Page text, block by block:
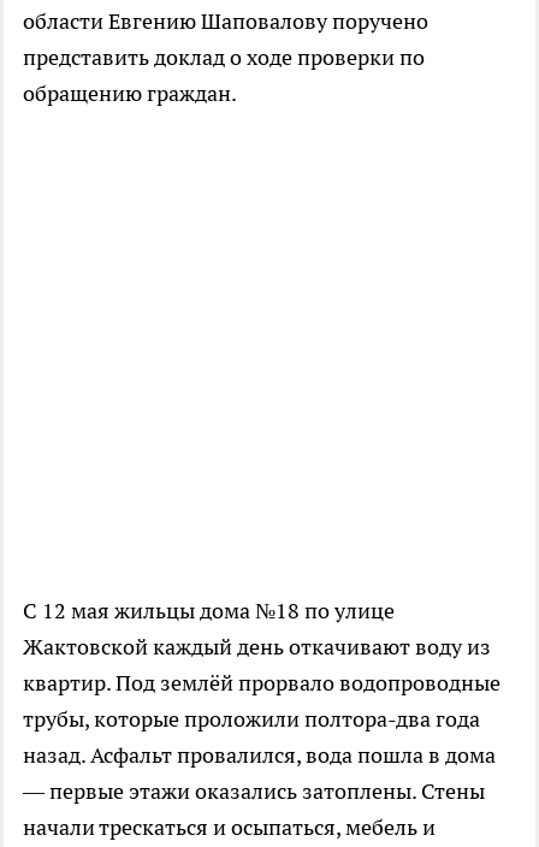
области Евгению Шаповалову поручено
представить доклад о ходе проверки по
обращению граждан.
С 12 мая жильцы дома №18 по улице
Жактовской каждый день откачивают воду из
квартир. Под землёй прорвало водопроводные
трубы, которые проложили полтора-два года
назад. Асфальт провалился, вода пошла в дома
— первые этажи оказались затоплены. Стены
начали трескаться и осыпаться, мебель и